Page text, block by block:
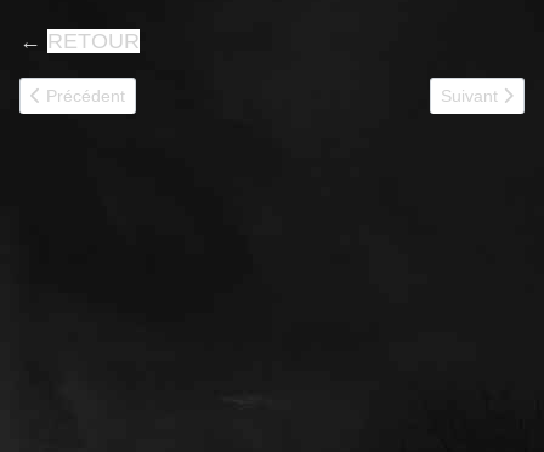
← RETOUR
Article précédent : 61246
Précédent Article
Suivant